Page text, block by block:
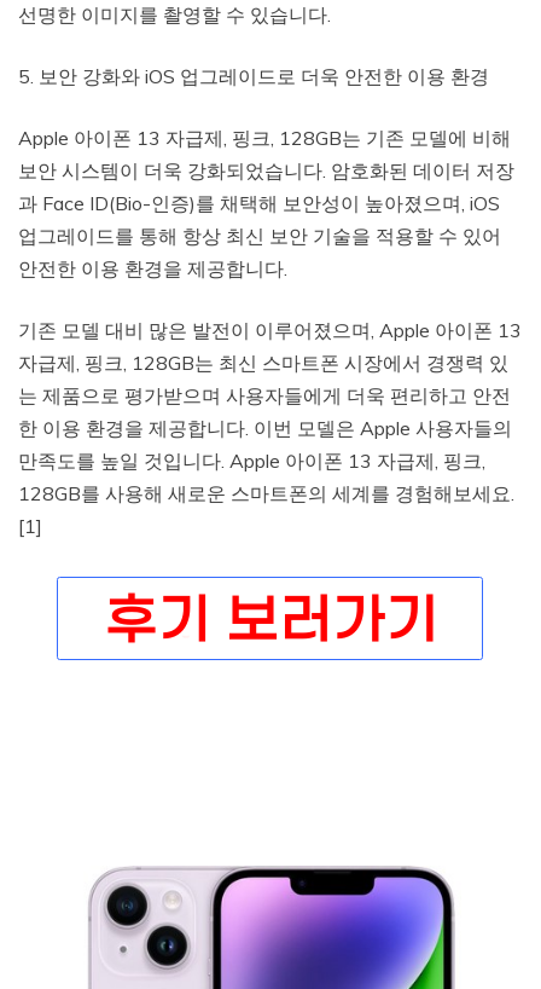
선명한 이미지를 촬영할 수 있습니다.
5. 보안 강화와 iOS 업그레이드로 더욱 안전한 이용 환경
Apple 아이폰 13 자급제, 핑크, 128GB는 기존 모델에 비해
보안 시스템이 더욱 강화되었습니다. 암호화된 데이터 저장
과 Face ID(Bio-인증)를 채택해 보안성이 높아졌으며, iOS
업그레이드를 통해 항상 최신 보안 기술을 적용할 수 있어
안전한 이용 환경을 제공합니다.
기존 모델 대비 많은 발전이 이루어졌으며, Apple 아이폰 13
자급제, 핑크, 128GB는 최신 스마트폰 시장에서 경쟁력 있
는 제품으로 평가받으며 사용자들에게 더욱 편리하고 안전
한 이용 환경을 제공합니다. 이번 모델은 Apple 사용자들의
만족도를 높일 것입니다. Apple 아이폰 13 자급제, 핑크,
128GB를 사용해 새로운 스마트폰의 세계를 경험해보세요.
[1]